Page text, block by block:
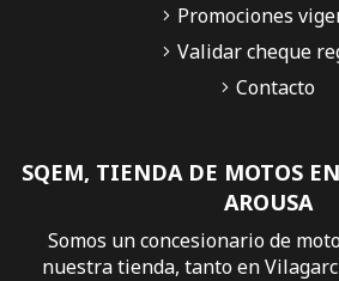
SQEM, TIENDA DE MOTOS
AROUSA
Somos un concesionario de
nuestra tienda, tanto en
Promociones
Validar cheque
Contacto